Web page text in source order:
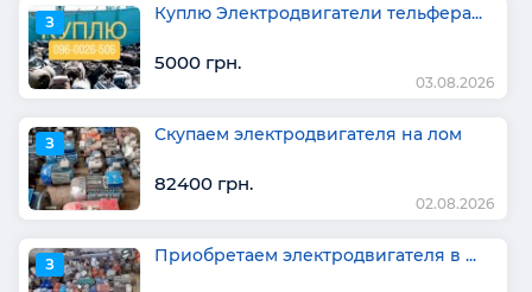
З Куплю Электродвигатели тельфера...
5000 грн.
03.08.2026
З Скупаем электродвигателя на лом
82400 грн.
02.08.2026
З Приобретаем электродвигателя в ...